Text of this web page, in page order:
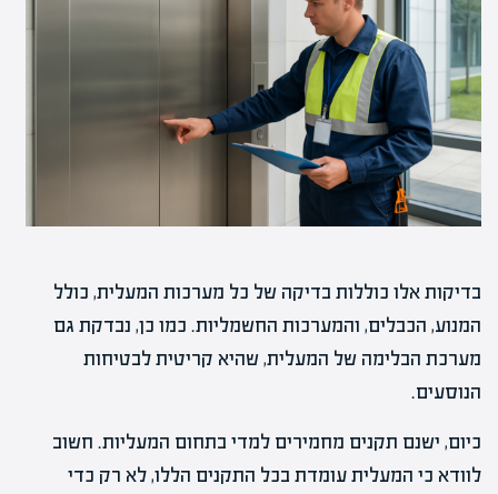
בדיקות אלו כוללות בדיקה של כל מערכות המעלית, כולל
המנוע, הכבלים, והמערכות החשמליות. כמו כן, נבדקת גם
מערכת הבלימה של המעלית, שהיא קריטית לבטיחות
הנוסעים.
כיום, ישנם תקנים מחמירים למדי בתחום המעליות. חשוב
לוודא כי המעלית עומדת בכל התקנים הללו, לא רק כדי